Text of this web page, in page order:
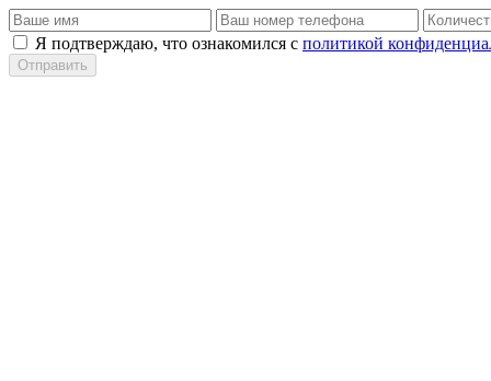
Я подтверждаю, что ознакомился с политикой